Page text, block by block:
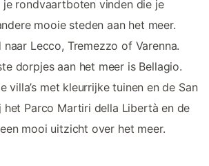
rondvaartboten vinden die je
mooie steden aan het meer.
Lecco, Tremezzo of Varenna.
dorpjes aan het meer is Bellagio.
villa’s met kleurrijke tuinen en de San
het Parco Martiri della Libertà en de
mooi uitzicht over het meer.